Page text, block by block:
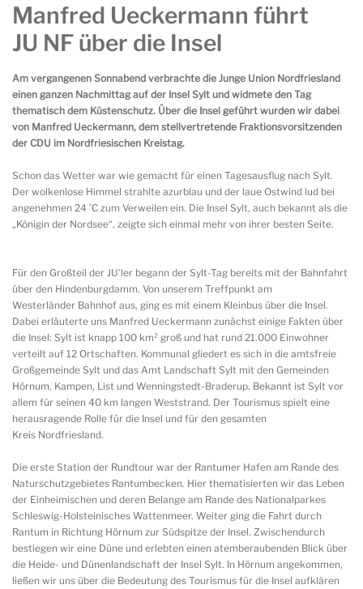
Manfred Ueckermann führt
JU NF über die Insel
Am vergangenen Sonnabend verbrachte die Junge Union Nordfriesland
einen ganzen Nachmittag auf der Insel Sylt und widmete den Tag
thematisch dem Küstenschutz. Über die Insel geführt wurden wir dabei
von Manfred Ueckermann, dem stellvertretende Fraktionsvorsitzenden
der CDU im Nordfriesischen Kreistag.
Schon das Wetter war wie gemacht für einen Tagesausflug nach Sylt.
Der wolkenlose Himmel strahlte azurblau und der laue Ostwind lud bei
angenehmen 24 ˚C zum Verweilen ein. Die Insel Sylt, auch bekannt als die
„Königin der Nordsee“, zeigte sich einmal mehr von ihrer besten Seite.
Für den Großteil der JU’ler begann der Sylt-Tag bereits mit der Bahnfahrt
über den Hindenburgdamm. Von unserem Treffpunkt am
Westerländer Bahnhof aus, ging es mit einem Kleinbus über die Insel.
Dabei erläuterte uns Manfred Ueckermann zunächst einige Fakten über
die Insel: Sylt ist knapp 100 km² groß und hat rund 21.000 Einwohner
verteilt auf 12 Ortschaften. Kommunal gliedert es sich in die amtsfreie
Großgemeinde Sylt und das Amt Landschaft Sylt mit den Gemeinden
Hörnum, Kampen, List und Wenningstedt-Braderup. Bekannt ist Sylt vor
allem für seinen 40 km langen Weststrand. Der Tourismus spielt eine
herausragende Rolle für die Insel und für den gesamten
Kreis Nordfriesland.
Die erste Station der Rundtour war der Rantumer Hafen am Rande des
Naturschutzgebietes Rantumbecken. Hier thematisierten wir das Leben
der Einheimischen und deren Belange am Rande des Nationalparkes
Schleswig-Holsteinisches Wattenmeer. Weiter ging die Fahrt durch
Rantum in Richtung Hörnum zur Südspitze der Insel. Zwischendurch
bestiegen wir eine Düne und erlebten einen atemberaubenden Blick über
die Heide- und Dünenlandschaft der Insel Sylt. In Hörnum angekommen,
ließen wir uns über die Bedeutung des Tourismus für die Insel aufklären